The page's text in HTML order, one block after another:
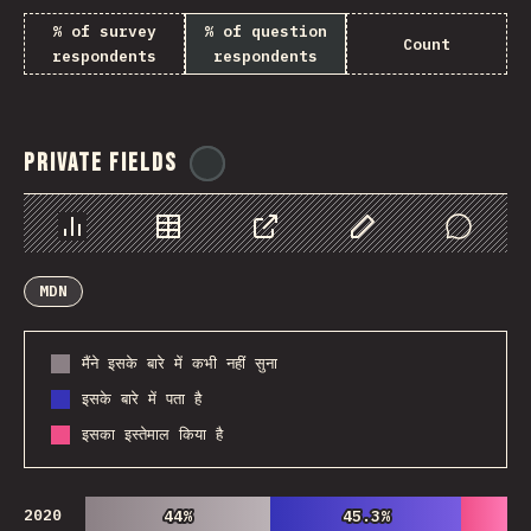
% of survey
respondents
% of question
respondents
Count
Private Fields
Chart Data Share Customize Data
Comments
MDN
मैंने इसके बारे में कभी नहीं सुना
इसके बारे में पता है
इसका इस्तेमाल किया है
2020 44%
44% 45.3%
45.3%